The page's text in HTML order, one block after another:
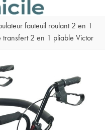
la mobilité >
fauteuil roulant 2 en 1
transfert 2 en 1 pliable Victor
heures ouvrées*
à partir de 100€
heures ouvrées*